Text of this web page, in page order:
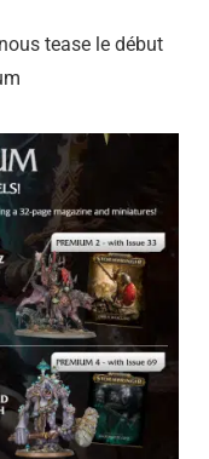
tease le début